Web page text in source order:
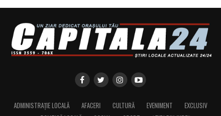
ADMINISTRAȚIE LOCALĂ AFACERI CULTURĂ EVENIMENT
EXCLUSIV